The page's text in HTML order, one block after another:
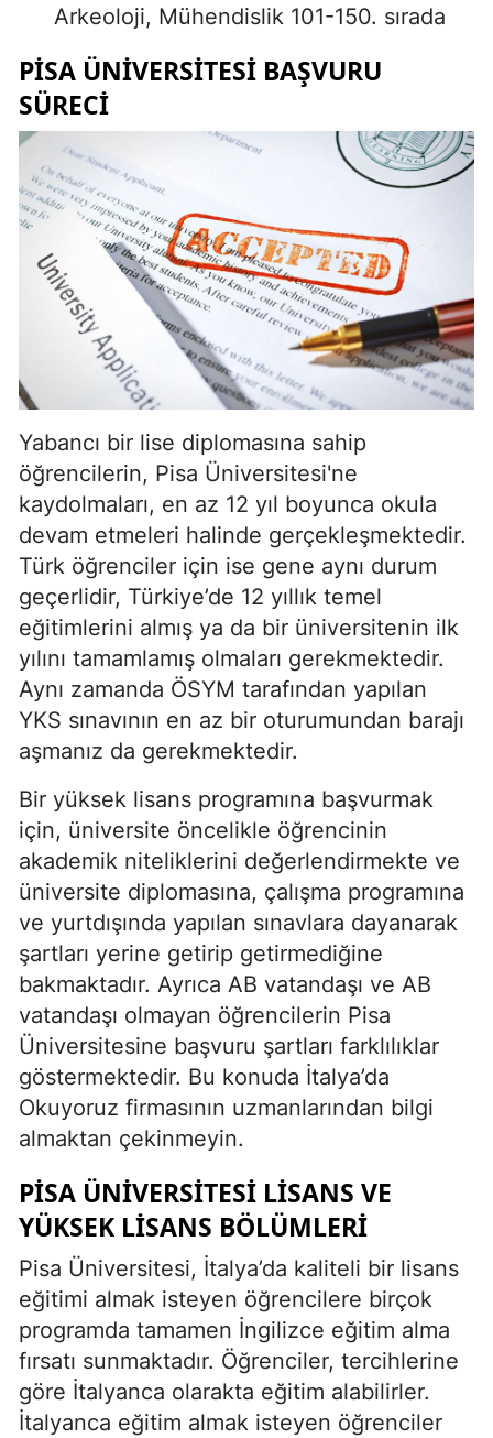
Arkeoloji, Mühendislik 101-150. sırada
PISA ÜNIVERSITESI BAŞVURU
SÜRECI
Yabancı bir lise diplomasına sahip
öğrencilerin, Pisa Üniversitesi'ne
kaydolmaları, en az 12 yıl boyunca okula
devam etmeleri halinde gerçekleşmektedir.
Türk öğrenciler için ise gene aynı durum
geçerlidir, Türkiye’de 12 yıllık temel
eğitimlerini almış ya da bir üniversitenin ilk
yılını tamamlamış olmaları gerekmektedir.
Aynı zamanda ÖSYM tarafından yapılan
YKS sınavının en az bir oturumundan barajı
aşmanız da gerekmektedir.
Bir yüksek lisans programına başvurmak
için, üniversite öncelikle öğrencinin
akademik niteliklerini değerlendirmekte ve
üniversite diplomasına, çalışma programına
ve yurtdışında yapılan sınavlara dayanarak
şartları yerine getirip getirmediğine
bakmaktadır. Ayrıca AB vatandaşı ve AB
vatandaşı olmayan öğrencilerin Pisa
Üniversitesine başvuru şartları farklılıklar
göstermektedir. Bu konuda İtalya’da
Okuyoruz firmasının uzmanlarından bilgi
almaktan çekinmeyin.
PISA ÜNIVERSITESI LISANS VE
YÜKSEK LISANS BÖLÜMLERI
Pisa Üniversitesi, İtalya’da kaliteli bir lisans
eğitimi almak isteyen öğrencilere birçok
programda tamamen İngilizce eğitim alma
fırsatı sunmaktadır. Öğrenciler, tercihlerine
göre İtalyanca olarakta eğitim alabilirler.
İtalyanca eğitim almak isteyen öğrenciler